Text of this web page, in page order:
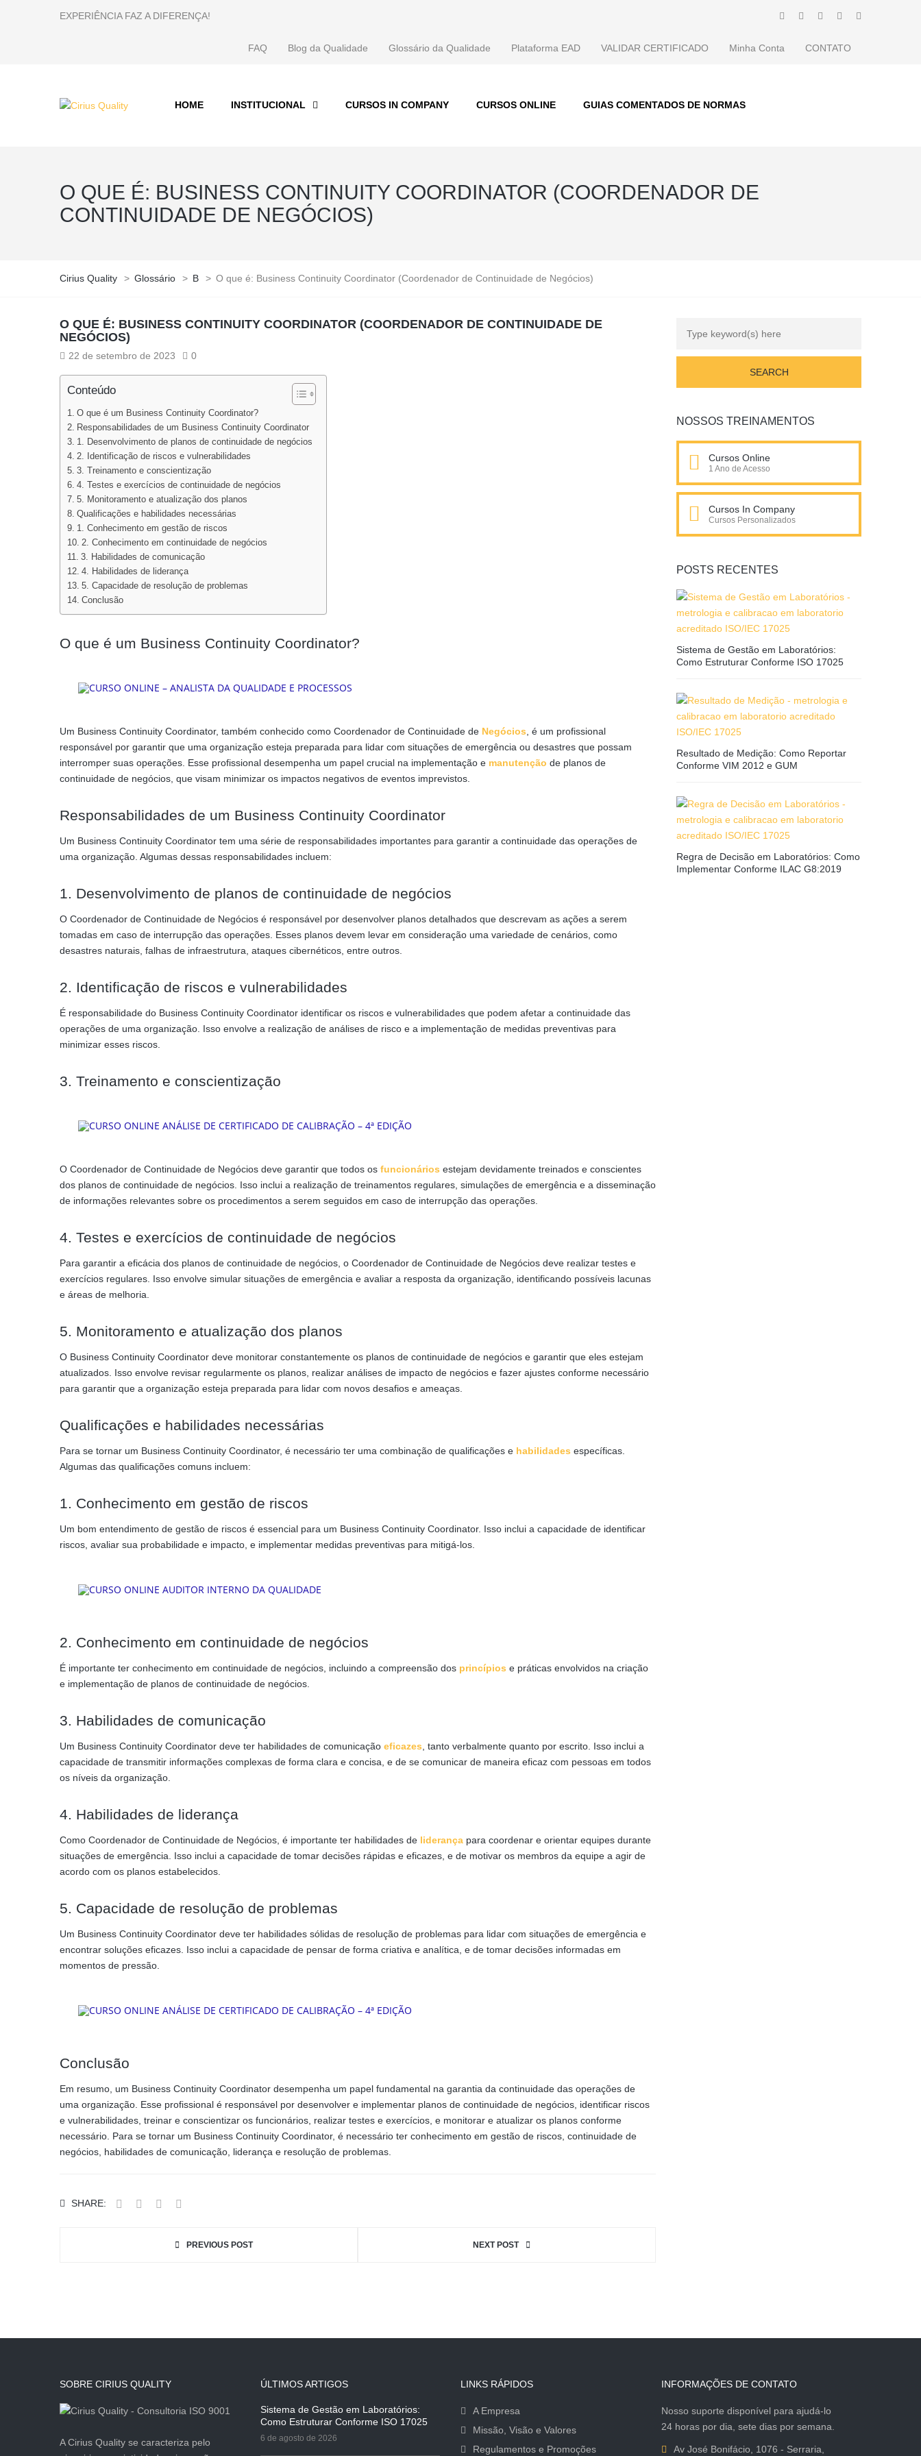
EXPERIÊNCIA FAZ A DIFERENÇA!
FAQ Blog da Qualidade Glossário da Qualidade Plataforma EAD VALIDAR CERTIFICADO Minha Conta CONTATO
HOME INSTITUCIONAL CURSOS IN COMPANY CURSOS ONLINE GUIAS COMENTADOS DE NORMAS
O QUE É: BUSINESS CONTINUITY COORDINATOR (COORDENADOR DE
CONTINUIDADE DE NEGÓCIOS)
Cirius Quality > Glossário > B > O que é: Business Continuity Coordinator (Coordenador de Continuidade de Negócios)
O QUE É: BUSINESS CONTINUITY COORDINATOR (COORDENADOR DE CONTINUIDADE DE
NEGÓCIOS)
22 de setembro de 2023 0
Conteúdo
O que é um Business Continuity Coordinator?
Responsabilidades de um Business Continuity Coordinator
1. Desenvolvimento de planos de continuidade de negócios
2. Identificação de riscos e vulnerabilidades
3. Treinamento e conscientização
4. Testes e exercícios de continuidade de negócios
5. Monitoramento e atualização dos planos
Qualificações e habilidades necessárias
1. Conhecimento em gestão de riscos
2. Conhecimento em continuidade de negócios
3. Habilidades de comunicação
4. Habilidades de liderança
5. Capacidade de resolução de problemas
Conclusão
O que é um Business Continuity Coordinator?
Um Business Continuity Coordinator, também conhecido como Coordenador de Continuidade de Negócios , é um profissional
responsável por garantir que uma organização esteja preparada para lidar com situações de emergência ou desastres que possam
interromper suas operações. Esse profissional desempenha um papel crucial na implementação e manutenção de planos de
continuidade de negócios, que visam minimizar os impactos negativos de eventos imprevistos.
Responsabilidades de um Business Continuity Coordinator
Um Business Continuity Coordinator tem uma série de responsabilidades importantes para garantir a continuidade das operações de
uma organização. Algumas dessas responsabilidades incluem:
1. Desenvolvimento de planos de continuidade de negócios
O Coordenador de Continuidade de Negócios é responsável por desenvolver planos detalhados que descrevam as ações a serem
tomadas em caso de interrupção das operações. Esses planos devem levar em consideração uma variedade de cenários, como
desastres naturais, falhas de infraestrutura, ataques cibernéticos, entre outros.
2. Identificação de riscos e vulnerabilidades
É responsabilidade do Business Continuity Coordinator identificar os riscos e vulnerabilidades que podem afetar a continuidade das
operações de uma organização. Isso envolve a realização de análises de risco e a implementação de medidas preventivas para
minimizar esses riscos.
3. Treinamento e conscientização
O Coordenador de Continuidade de Negócios deve garantir que todos os funcionários estejam devidamente treinados e conscientes
dos planos de continuidade de negócios. Isso inclui a realização de treinamentos regulares, simulações de emergência e a disseminação
de informações relevantes sobre os procedimentos a serem seguidos em caso de interrupção das operações.
4. Testes e exercícios de continuidade de negócios
Para garantir a eficácia dos planos de continuidade de negócios, o Coordenador de Continuidade de Negócios deve realizar testes e
exercícios regulares. Isso envolve simular situações de emergência e avaliar a resposta da organização, identificando possíveis lacunas
e áreas de melhoria.
5. Monitoramento e atualização dos planos
O Business Continuity Coordinator deve monitorar constantemente os planos de continuidade de negócios e garantir que eles estejam
atualizados. Isso envolve revisar regularmente os planos, realizar análises de impacto de negócios e fazer ajustes conforme necessário
para garantir que a organização esteja preparada para lidar com novos desafios e ameaças.
Qualificações e habilidades necessárias
Para se tornar um Business Continuity Coordinator, é necessário ter uma combinação de qualificações e habilidades específicas.
Algumas das qualificações comuns incluem:
1. Conhecimento em gestão de riscos
Um bom entendimento de gestão de riscos é essencial para um Business Continuity Coordinator. Isso inclui a capacidade de identificar
riscos, avaliar sua probabilidade e impacto, e implementar medidas preventivas para mitigá-los.
2. Conhecimento em continuidade de negócios
É importante ter conhecimento em continuidade de negócios, incluindo a compreensão dos princípios e práticas envolvidos na criação
e implementação de planos de continuidade de negócios.
3. Habilidades de comunicação
Um Business Continuity Coordinator deve ter habilidades de comunicação eficazes , tanto verbalmente quanto por escrito. Isso inclui a
capacidade de transmitir informações complexas de forma clara e concisa, e de se comunicar de maneira eficaz com pessoas em todos
os níveis da organização.
4. Habilidades de liderança
Como Coordenador de Continuidade de Negócios, é importante ter habilidades de liderança para coordenar e orientar equipes durante
situações de emergência. Isso inclui a capacidade de tomar decisões rápidas e eficazes, e de motivar os membros da equipe a agir de
acordo com os planos estabelecidos.
5. Capacidade de resolução de problemas
Um Business Continuity Coordinator deve ter habilidades sólidas de resolução de problemas para lidar com situações de emergência e
encontrar soluções eficazes. Isso inclui a capacidade de pensar de forma criativa e analítica, e de tomar decisões informadas em
momentos de pressão.
Conclusão
Em resumo, um Business Continuity Coordinator desempenha um papel fundamental na garantia da continuidade das operações de
uma organização. Esse profissional é responsável por desenvolver e implementar planos de continuidade de negócios, identificar riscos
e vulnerabilidades, treinar e conscientizar os funcionários, realizar testes e exercícios, e monitorar e atualizar os planos conforme
necessário. Para se tornar um Business Continuity Coordinator, é necessário ter conhecimento em gestão de riscos, continuidade de
negócios, habilidades de comunicação, liderança e resolução de problemas.
SHARE:
PREVIOUS POST NEXT POST
NOSSOS TREINAMENTOS
Cursos Online
1 Ano de Acesso
Cursos In Company
Cursos Personalizados
POSTS RECENTES
Sistema de Gestão em Laboratórios:
Como Estruturar Conforme ISO 17025
Resultado de Medição: Como Reportar
Conforme VIM 2012 e GUM
Regra de Decisão em Laboratórios: Como
Implementar Conforme ILAC G8:2019
SOBRE CIRIUS QUALITY
A Cirius Quality se caracteriza pelo
ÚLTIMOS ARTIGOS
Sistema de Gestão em Laboratórios:
Como Estruturar Conforme ISO 17025
6 de agosto de 2026
LINKS RÁPIDOS
A Empresa
Missão, Visão e Valores
Regulamentos e Promoções
INFORMAÇÕES DE CONTATO
Nosso suporte disponível para ajudá-lo
24 horas por dia, sete dias por semana.
Av José Bonifácio, 1076 - Serraria,